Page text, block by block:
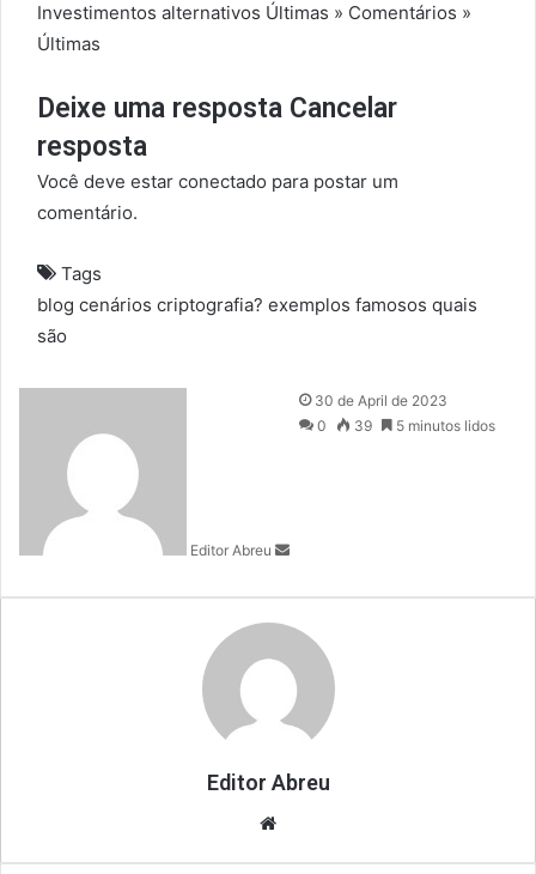
Investimentos alternativos Últimas » Comentários »
Últimas
Deixe uma resposta Cancelar
resposta
Você deve estar conectado para postar um
comentário.
Tags
blog cenários criptografia? exemplos famosos quais
são
Editor Abreu
a
i
30 de April de 2023
0
39 5 minutos lidos
Editor Abreu